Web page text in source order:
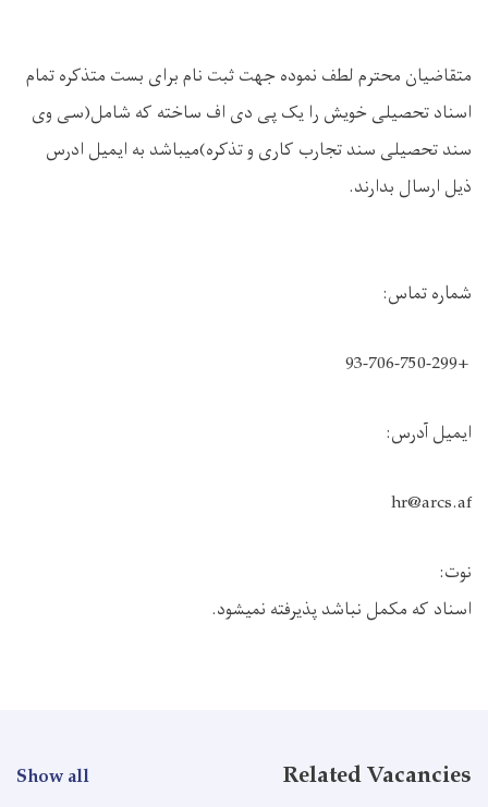
متقاضیان محترم لطف نموده جهت ثبت نام برای بست متذکره تمام
اسناد تحصیلی خویش را یک پی دی اف ساخته که شامل(سی وی
سند تحصیلی سند تجارب کاری و تذکره)میباشد به ایمیل ادرس
ذیل ارسال بدارند.
شماره تماس:
+93-706-750-299
ایمیل آدرس:
hr@arcs.af
نوت:
اسناد که مکمل نباشد پذیرفته نمیشود.
Related Vacancies
Show all